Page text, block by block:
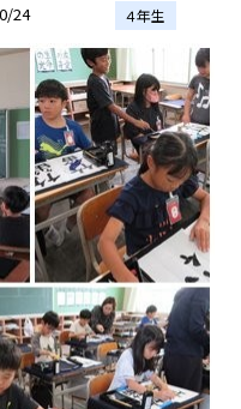
24 ４年生